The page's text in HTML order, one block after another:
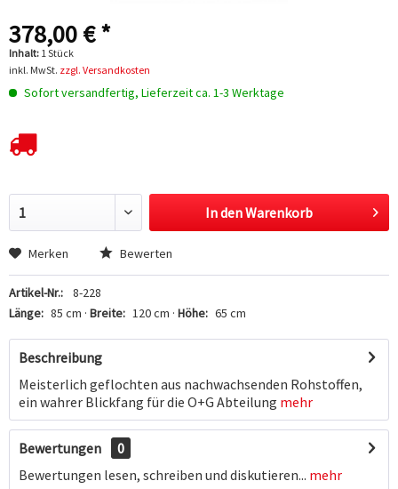
378,00 € *
Inhalt: 1 Stück
inkl. MwSt. zzgl. Versandkosten
Sofort versandfertig, Lieferzeit ca. 1-3 Werktage
In denWarenkorb
Merken Bewerten
Artikel-Nr.:
8-228
Länge: 85 cm · Breite: 120 cm · Höhe: 65 cm
Beschreibung
Meisterlich geflochten aus nachwachsenden Rohstoffen,
ein wahrer Blickfang für die O+G Abteilung mehr
Bewertungen
0
Bewertungen lesen, schreiben und diskutieren... mehr